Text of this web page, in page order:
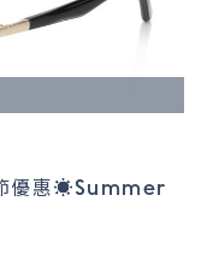
優惠☀️Summer